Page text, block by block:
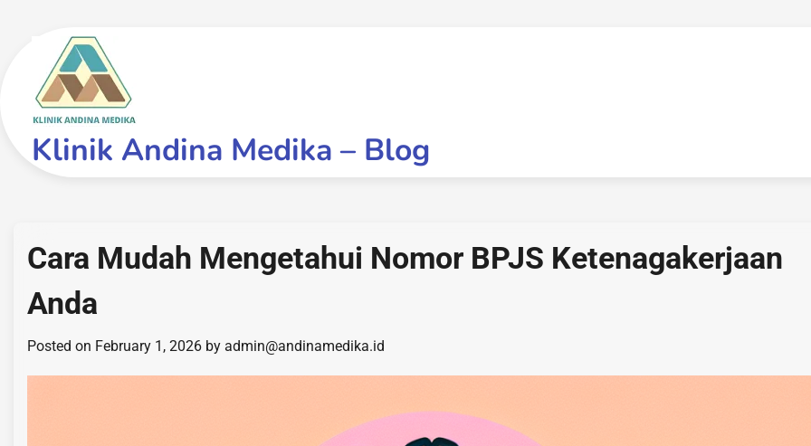
Klinik Andina Medika – Blog
Cara Mudah Mengetahui Nomor BPJS Ketenagakerjaan
Anda
Posted on February 1, 2026 by admin@andinamedika.id